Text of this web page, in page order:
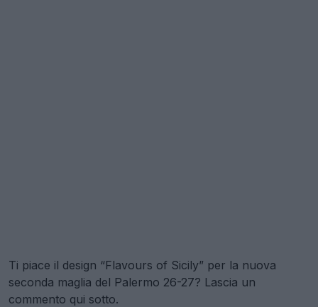
Ti piace il design “Flavours of Sicily” per la nuova
seconda maglia del Palermo 26-27? Lascia un
commento qui sotto.